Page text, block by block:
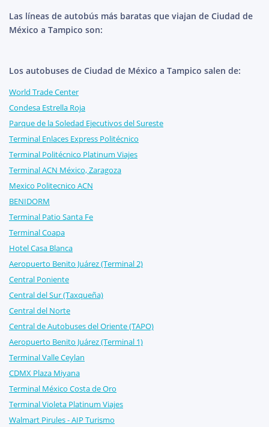
Las líneas de autobús más baratas que viajan de Ciudad de
México a Tampico son:
Los autobuses de Ciudad de México a Tampico salen de:
World Trade Center
Condesa Estrella Roja
Parque de la Soledad Ejecutivos del Sureste
Terminal Enlaces Express Politécnico
Terminal Politécnico Platinum Viajes
Terminal ACN México, Zaragoza
Mexico Politecnico ACN
BENIDORM
Terminal Patio Santa Fe
Terminal Coapa
Hotel Casa Blanca
Aeropuerto Benito Juárez (Terminal 2)
Central Poniente
Central del Sur (Taxqueña)
Central del Norte
Central de Autobuses del Oriente (TAPO)
Aeropuerto Benito Juárez (Terminal 1)
Terminal Valle Ceylan
CDMX Plaza Miyana
Terminal México Costa de Oro
Terminal Violeta Platinum Viajes
Walmart Pirules - AIP Turismo